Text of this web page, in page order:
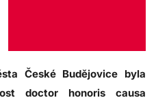
České Budějovice byla
doctor honoris causa